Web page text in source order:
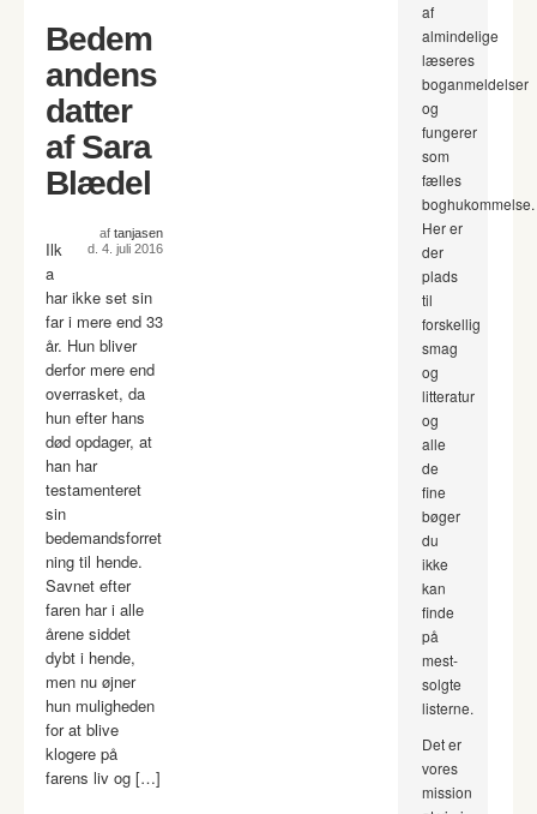
Bedem
andens
datter
af Sara
Blædel
af tanjasen
d. 4. juli 2016
Ilk
a
har ikke set sin
far i mere end 33
år. Hun bliver
derfor mere end
overrasket, da
hun efter hans
død opdager, at
han har
testamenteret
sin
bedemandsforret
ning til hende.
Savnet efter
faren har i alle
årene siddet
dybt i hende,
men nu øjner
hun muligheden
for at blive
klogere på
farens liv og […]
af
almindelige
læseres
boganmeldelser
og
fungerer
som
fælles
boghukommelse.
Her er
der
plads
til
forskellig
smag
og
litteratur
og
alle
de
fine
bøger
du
ikke
kan
finde
på
mest-
solgte
listerne.
Det er
vores
mission